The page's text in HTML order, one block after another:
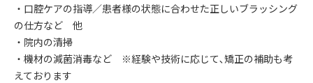
・口腔ケアの指導／患者様の状態に合わせた正しいブラッシング
の仕方など 他
・院内の清掃
・機材の減菌消毒など ※経験や技術に応じて､矯正の補助も考
えております